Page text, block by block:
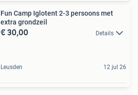
Fun Camp Iglotent 2-3 persoons met
extra grondzeil
€ 30,00 Details
Leusden 12 jul 26